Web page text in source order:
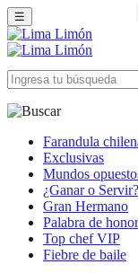
☰
Farandula
Exclusivas
Mundos
¿Ganar o Servir?
Gran Hermano
Palabra de honor
Top chef VIP
Fiebre de baile